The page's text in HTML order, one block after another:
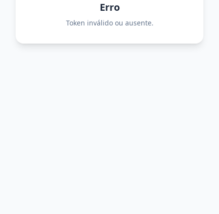
Erro
Token inválido ou ausente.